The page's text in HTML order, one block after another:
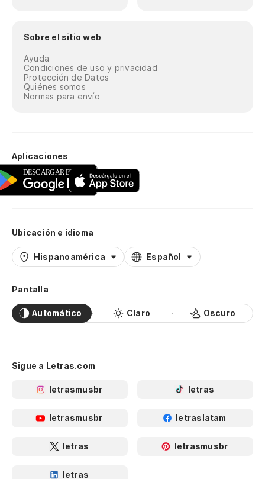
Sobre el sitio web
Ayuda
Condiciones de uso y privacidad
Protección de Datos
Quiénes somos
Normas para envío
Aplicaciones
Ubicación e idioma
Hispanoamérica Español
Pantalla
Automático Claro Oscuro
Sigue a Letras.com
letrasmusbr letras
letrasmusbr letraslatam
letras letrasmusbr
letras